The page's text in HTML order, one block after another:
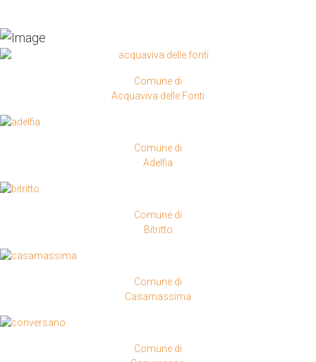
Comune di
Acquaviva delle Fonti
Comune di
Adelfia
Comune di
Bitritto
Comune di
Casamassima
Comune di